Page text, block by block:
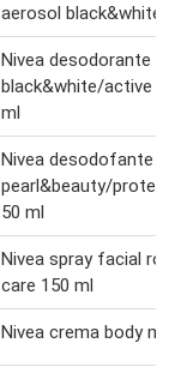
aerosol black&white
Nivea desodorante
black&white/active
ml
Nivea desodofante
pearl&beauty/
50 ml
Nivea spray facial
care 150 ml
Nivea crema body